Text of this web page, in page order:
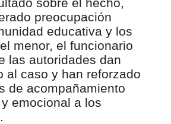
preocupación
educativa y los
menor, el funcionario
las autoridades dan
al caso y han reforzado
de acompañamiento
emocional a los